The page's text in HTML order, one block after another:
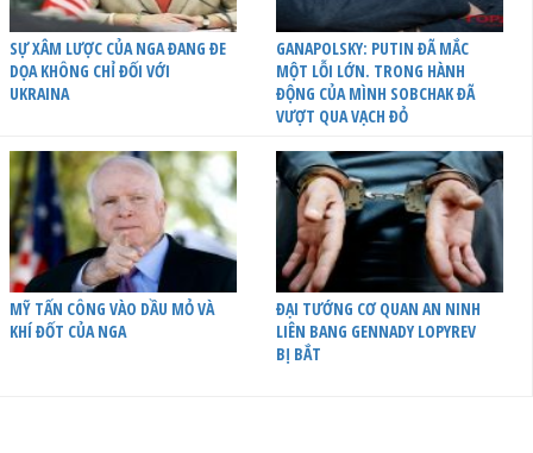
SỰ XÂM LƯỢC CỦA NGA ĐANG ĐE
DỌA KHÔNG CHỈ ĐỐI VỚI
UKRAINA
GANAPOLSKY: PUTIN ĐÃ MẮC
MỘT LỖI LỚN. TRONG HÀNH
ĐỘNG CỦA MÌNH SOBCHAK ĐÃ
VƯỢT QUA VẠCH ĐỎ
MỸ TẤN CÔNG VÀO DẦU MỎ VÀ
KHÍ ĐỐT CỦA NGA
ĐẠI TƯỚNG CƠ QUAN AN NINH
LIÊN BANG GENNADY LOPYREV
BỊ BẮT